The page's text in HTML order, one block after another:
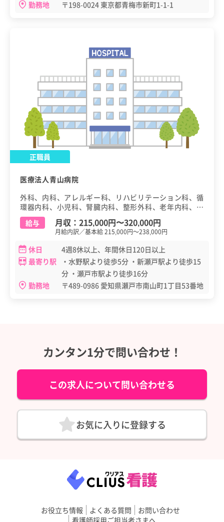
勤務地
〒198-0024 東京都青梅市新町1-1-1
正職員
医療法人青山病院
外科、内科、アレルギー科、リハビリテーション科、循
環器内科、小児科、腎臓内科、整形外科、老年内科、健
診（健康診断・人間ドック）
給与 月収： 215,000円〜320,000円
月給内訳／基本給 215,000円～238,000円
休日
4週8休以上、年間休日120日以上
最寄り駅
・水野駅より徒歩5分 ・新瀬戸駅より徒歩15
分 ・瀬戸市駅より徒歩16分
勤務地
〒489-0986 愛知県瀬戸市南山町1丁目53番地
カンタン1分で問い合わせ！
この求人について問い合わせる
お気に入りに登録する
お役立ち情報 よくある質問
お問い合わせ